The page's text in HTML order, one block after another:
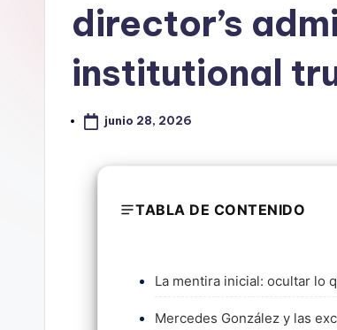
director’s
institutional
junio 28, 2026
TABLA DE CONTENIDO
La mentira inicial: ocultar lo
Mercedes González y las